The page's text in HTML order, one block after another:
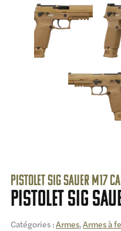
Pistolet SIG SAUER M17
Pistolet SIG
Catégories :Armes,Armes à